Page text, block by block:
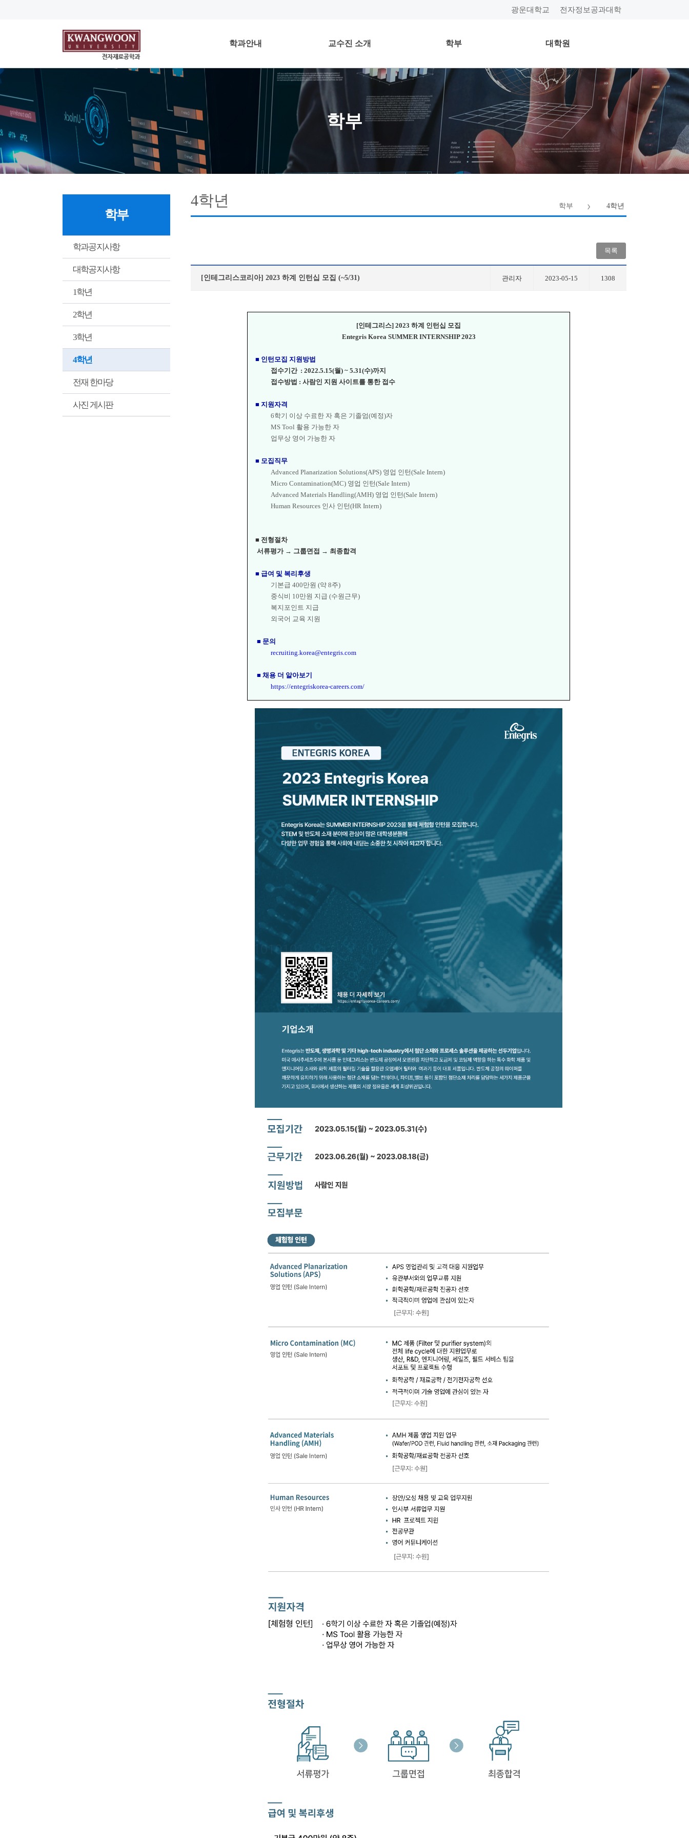
광운대학교 전자정보공과대학
학과안내 교수진 소개 학부 대학원
학부
학부
학과공지사항
대학공지사항
1학년
2학년
3학년
4학년
전재 한마당
사진 게시판
학부 4학년
4학년
목록
[인테그리스코리아] 2023 하계 인턴십 모집 (~5/31) 관리자 2023-05-15 1308
[인테그리스] 2023 하계 인턴십 모집
Entegris Korea SUMMER INTERNSHIP 2023
■ 인턴모집 지원방법
접수기간 : 2022.5.15(월) ~ 5.31(수)까지
접수방법 : 사람인 지원 사이트를 통한 접수
■ 지원자격
6학기 이상 수료한 자 혹은 기졸엄(예정)자
MS Tool 활용 가능한 자
업무상 영어 가능한 자
■ 모집직무
Advanced Planarization Solutions(APS) 영업 인턴(Sale Intern)
Micro Contamination(MC) 영업 인턴(Sale Intern)
Advanced Materials Handling(AMH) 영업 인턴(Sale Intern)
Human Resources 인사 인턴(HR Intern)
■ 전형절차
서류평가 → 그룹면접 → 최종합격
■ 급여 및 복리후생
기본급 400만원 (약 8주)
중식비 10만원 지급 (수원근무)
복지포인트 지급
외국어 교육 지원
■ 문의
recruiting.korea@entegris.com
■ 채용 더 알아보기
https://entegriskorea-careers.com/